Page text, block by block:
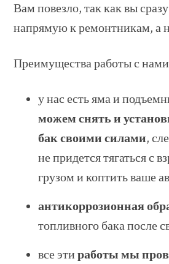
Вам повезло, так как вы
напрямую к ремонтникам, а
Преимущества работы с
у нас есть яма и
можем снять и
бак своими силами,
не придется тягаться с
грузом и коптить ваше
антикоррозионная
топливного бака после
все этиработы мы